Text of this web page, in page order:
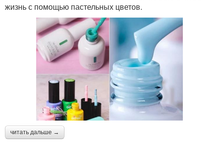
жизнь с помощью пастельных цветов.
читать дальше →